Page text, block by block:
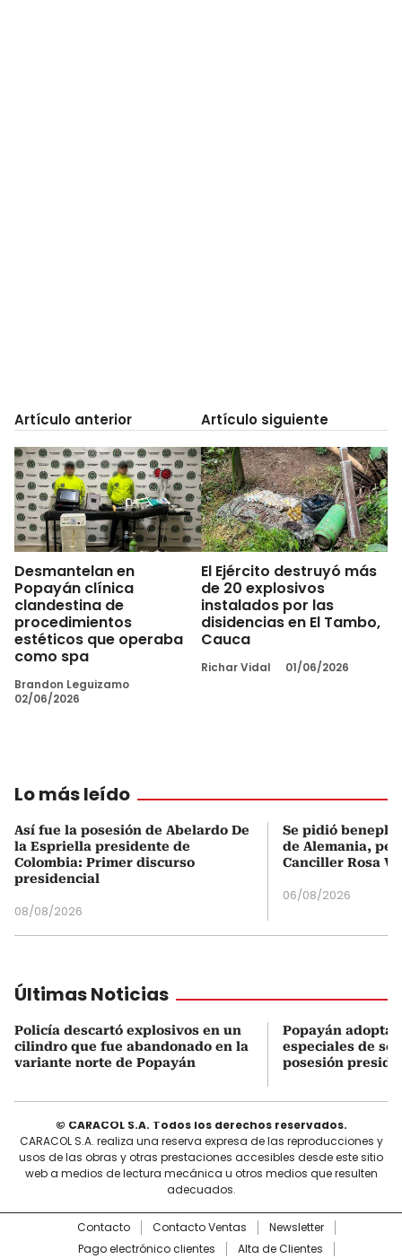
Artículo anterior
Desmantelan en
Popayán clínica
clandestina de
procedimientos
estéticos que operaba
como spa
Brandon Leguizamo
02/06/2026
Artículo siguiente
El Ejército destruyó más
de 20 explosivos
instalados por las
disidencias en El Tambo,
Cauca
Richar Vidal 01/06/2026
Lo más leído
Así fue la posesión de Abelardo De
la Espriella presidente de
Colombia: Primer discurso
presidencial
08/08/2026
Se pidió
de Alemania,
Canciller Rosa
06/08/2026
Últimas Noticias
Policía descartó explosivos en un
cilindro que fue abandonado en la
variante norte de Popayán
Popayán adopta
especiales de
posesión
© CARACOL S.A. Todos los derechos reservados.
CARACOL S.A. realiza una reserva expresa de las reproducciones y
usos de las obras y otras prestaciones accesibles desde este sitio
web a medios de lectura mecánica u otros medios que resulten
adecuados.
Contacto Contacto Ventas
Newsletter
Pago electrónico clientes
Alta de Clientes